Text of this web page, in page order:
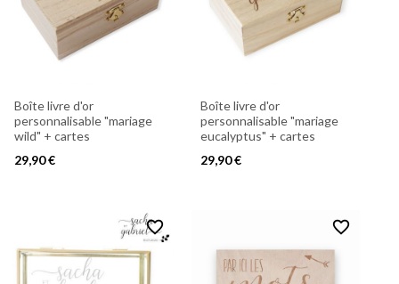
Boîte livre d'or
personnalisable "mariage
wild" + cartes
29,90 €
Boîte livre d'or
personnalisable "mariage
eucalyptus" + cartes
29,90 €
favorite_border favorite_border